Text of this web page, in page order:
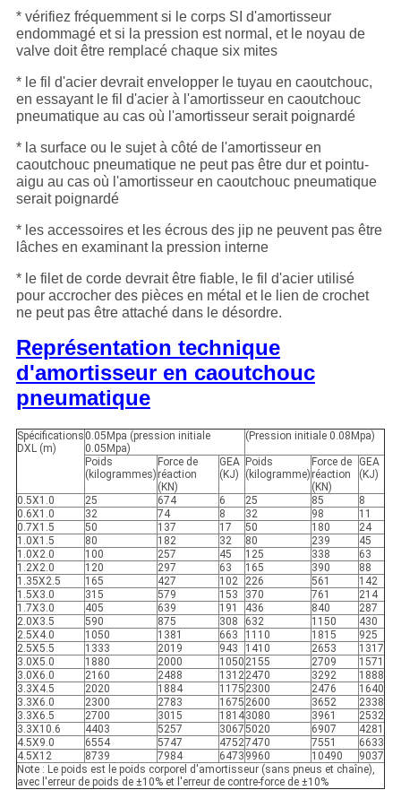
* vérifiez fréquemment si le corps SI d'amortisseur
endommagé et si la pression est normal, et le noyau de
valve doit être remplacé chaque six mites
* le fil d'acier devrait envelopper le tuyau en caoutchouc,
en essayant le fil d'acier à l'amortisseur en caoutchouc
pneumatique au cas où l'amortisseur serait poignardé
* la surface ou le sujet à côté de l'amortisseur en
caoutchouc pneumatique ne peut pas être dur et pointu-
aigu au cas où l'amortisseur en caoutchouc pneumatique
serait poignardé
* les accessoires et les écrous des jip ne peuvent pas être
lâches en examinant la pression interne
* le filet de corde devrait être fiable, le fil d'acier utilisé
pour accrocher des pièces en métal et le lien de crochet
ne peut pas être attaché dans le désordre.
Représentation technique
d'amortisseur en caoutchouc
pneumatique
Spécifications
DXL (m)
0.05Mpa (pression initiale
0.05Mpa)
(Pression initiale 0.08Mpa)
Poids
(kilogrammes)
Force de
réaction
(KN)
GEA
(KJ)
Poids
(kilogramme)
Force de
réaction
(KN)
GEA
(KJ)
0.5X1.0 25 674 6 25 85
8
0.6X1.0
32 74 8 32 98
11
0.7X1.5
50 137 17 50 180
24
1.0X1.5
80 182 32 80 239
45
1.0X2.0
100 257 45 125 338
63
1.2X2.0
120 297 63 165 390
88
1.35X2.5
165 427 102 226 561
142
1.5X3.0
315 579 153 370 761
214
1.7X3.0
405 639 191 436 840
287
2.0X3.5
590 875 308 632 1150
430
2.5X4.0
1050 1381 663 1110 1815
925
2.5X5.5
1333 2019 943 1410 2653
1317
3.0X5.0
1880 2000 1050 2155 2709
1571
3.0X6.0
2160 2488 13122470 3292
1888
3.3X4.5
2020 1884 1175 2300 2476
1640
3.3X6.0
2300 2783 1675 2600 3652
2338
3.3X6.5
2700 3015 18143080 3961
2532
3.3X10.6
4403 5257 30675020 6907
4281
4.5X9.0
6554 5747 47527470 7551
6633
4.5X12
8739 7984 6473 9960 10490
9037
Note : Le poids est le poids corporel d'amortisseur (sans pneus et chaîne),
avec l'erreur de poids de ±10% et l'erreur de contre-force de ±10%